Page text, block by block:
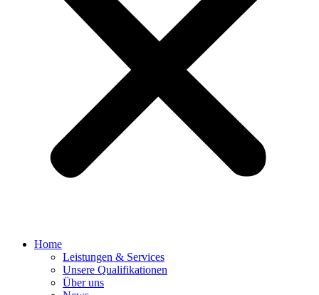
Home
Leistungen & Services
Unsere Qualifikationen
Über uns